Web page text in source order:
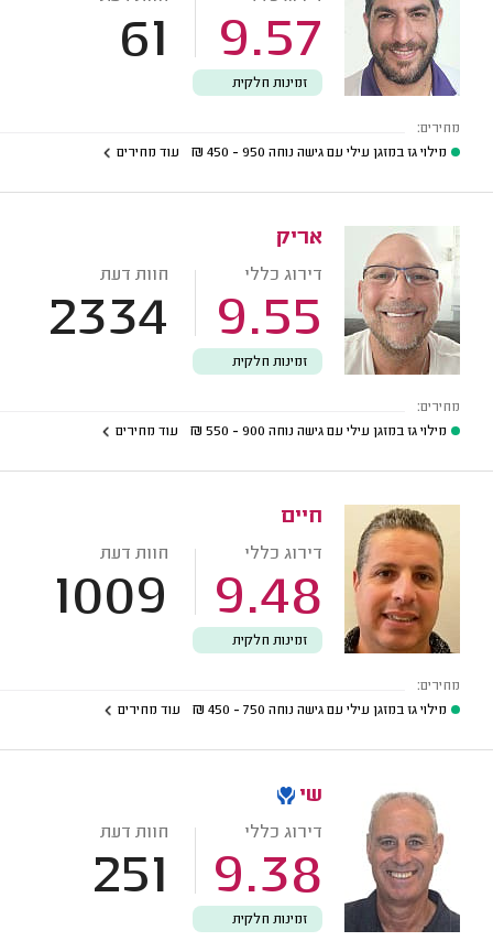
9.57
61
זמינות חלקית
מחירים:
מילוי גז במזגן עילי עם גישה נוחה 950 - 450
₪ עוד מחירים
אריק
דירוג כללי
9.55
חוות דעת
2334
זמינות חלקית
מחירים:
מילוי גז במזגן עילי עם גישה נוחה 900 - 550
₪ עוד מחירים
חיים
דירוג כללי
9.48
חוות דעת
1009
זמינות חלקית
מחירים:
מילוי גז במזגן עילי עם גישה נוחה 750 - 450
₪ עוד מחירים
שי
דירוג כללי
9.38
חוות דעת
251
זמינות חלקית